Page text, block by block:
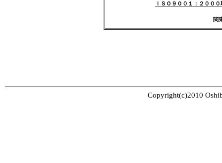
ＩＳＯ９００１：２００
関
Copyright(c)2010